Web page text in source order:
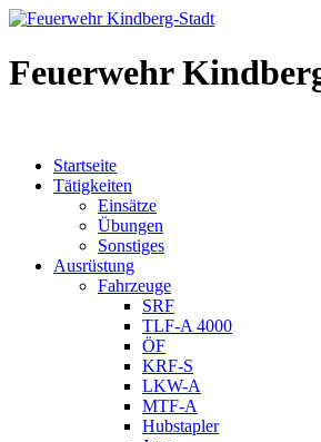
Feuerwehr
Startseite
Tätigkeiten
Einsätze
Übungen
Sonstiges
Ausrüstung
Fahrzeuge
SRF
TLF-A 4000
ÖF
KRF-S
LKW-A
MTF-A
Hubstapler